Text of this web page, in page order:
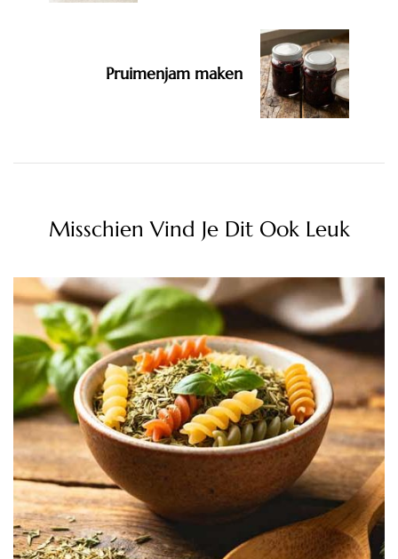
Pruimenjam maken
Misschien Vind Je Dit Ook Leuk